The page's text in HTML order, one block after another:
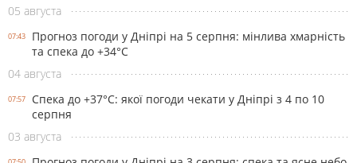
05 августа
07:43
Прогноз погоди у Дніпрі на 5 серпня: мінлива хмарність
та спека до +34°С
04 августа
07:57
Спека до +37°С: якої погоди чекати у Дніпрі з 4 по 10
серпня
03 августа